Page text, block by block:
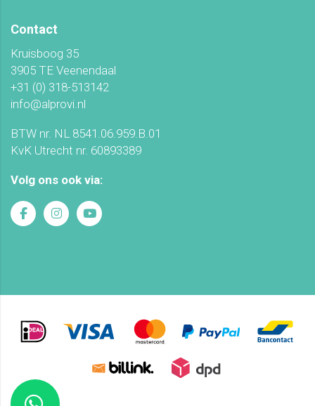
Contact
Kruisboog 35
3905 TE Veenendaal
+31 (0) 318-513142
info@alprovi.nl
BTW nr. NL 8541.06.959.B.01
KvK Utrecht nr. 60893389
Volg ons ook via: